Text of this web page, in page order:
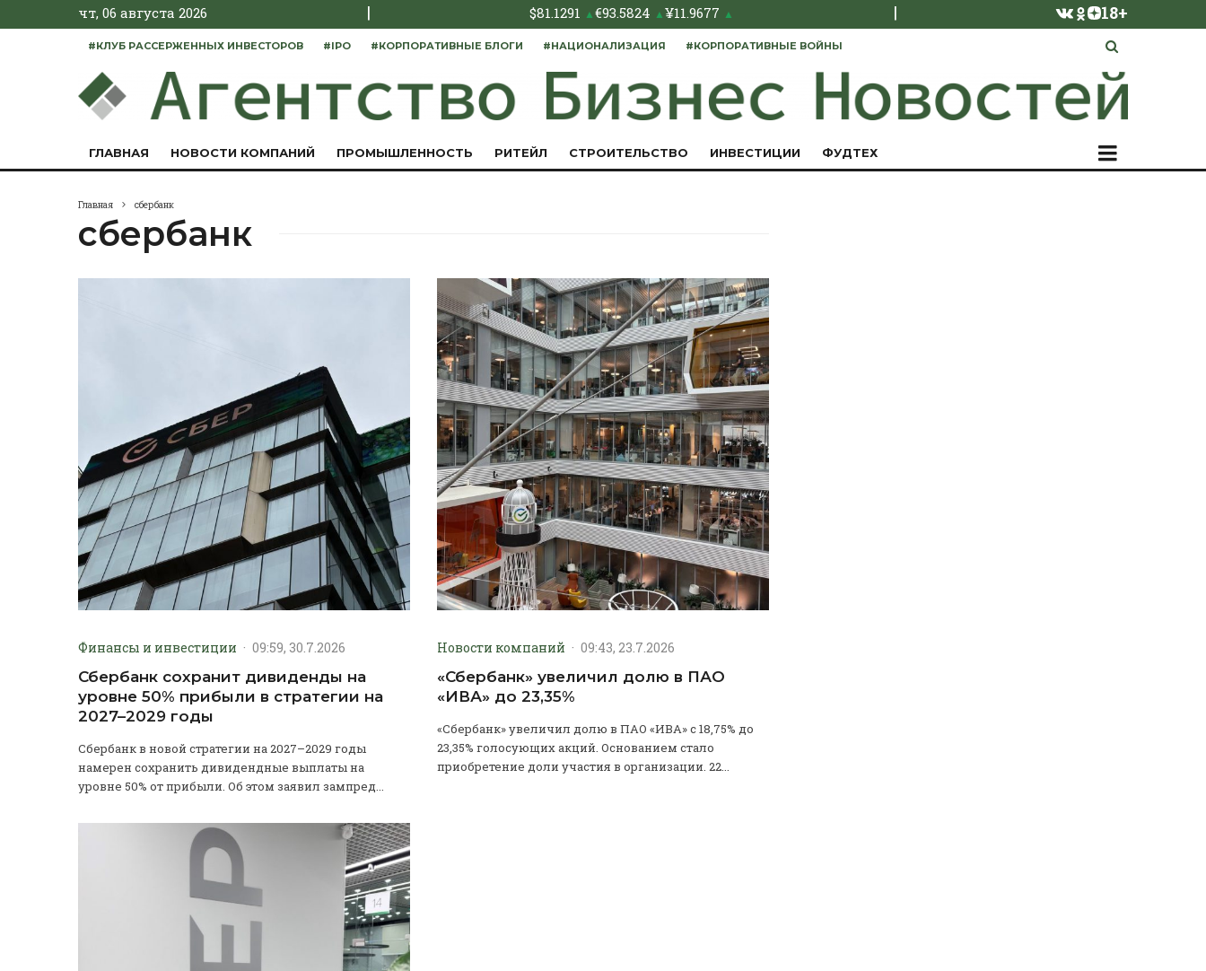
чт, 06 августа 2026 | $81.1291 ▲€93.5824 ▲¥11.9677 ▲ | 18+
#КЛУБ РАССЕРЖЕННЫХ ИНВЕСТОРОВ #IPO #КОРПОРАТИВНЫЕ БЛОГИ #НАЦИОНАЛИЗАЦИЯ #КОРПОРАТИВНЫЕ ВОЙНЫ
ГЛАВНАЯ НОВОСТИ КОМПАНИЙ ПРОМЫШЛЕННОСТЬ РИТЕЙЛ СТРОИТЕЛЬСТВО ИНВЕСТИЦИИ ФУДТЕХ
Главная сбербанк
сбербанк
Финансы и инвестиции · 09:59, 30.7.2026
Сбербанк сохранит дивиденды на
уровне 50% прибыли в стратегии на
2027–2029 годы
Сбербанк в новой стратегии на 2027–2029 годы
намерен сохранить дивидендные выплаты на
уровне 50% от прибыли. Об этом заявил зампред...
Новости компаний · 09:43, 23.7.2026
«Сбербанк» увеличил долю в ПАО
«ИВА» до 23,35%
«Сбербанк» увеличил долю в ПАО «ИВА» с 18,75% до
23,35% голосующих акций. Основанием стало
приобретение доли участия в организации. 22...